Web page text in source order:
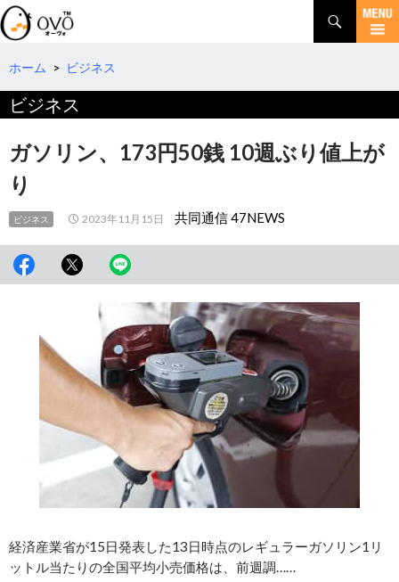
検
索
コ
テ
へ
動
ホーム > ビジネス
ビジネス
ガソリン、173円50銭 10週ぶり値上が
り
ビジネス 2023年11月15日 共同通信 47NEWS
経済産業省が15日発表した13日時点のレギュラーガソリン1リ
ットル当たりの全国平均小売価格は、前週調……